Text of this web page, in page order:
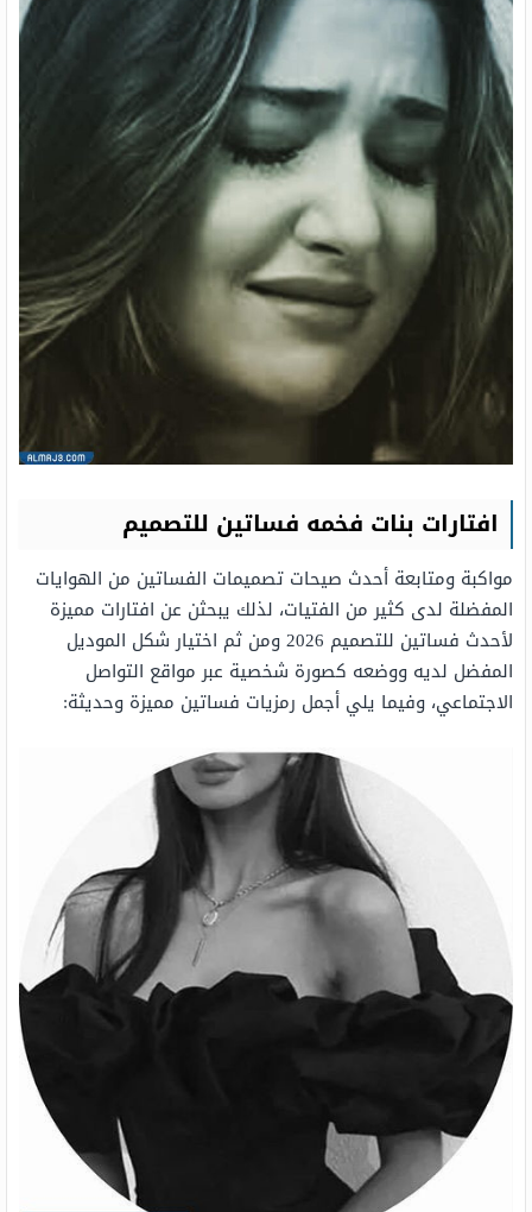
افتارات بنات فخمه فساتين للتصميم
مواكبة ومتابعة أحدث صيحات تصميمات الفساتين من الهوايات
المفضلة لدى كثير من الفتيات، لذلك يبحثن عن افتارات مميزة
لأحدث فساتين للتصميم 2026 ومن ثم اختيار شكل الموديل
المفضل لديه ووضعه كصورة شخصية عبر مواقع التواصل
الاجتماعي، وفيما يلي أجمل رمزيات فساتين مميزة وحديثة: